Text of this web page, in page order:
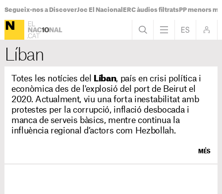
Segueix-nos a DiscoverJoc El Nacional ERC àudios filtratsPP menors
Líban
Totes les notícies del Líban, país en crisi política i
econòmica des de l'explosió del port de Beirut el
2020. Actualment, viu una forta inestabilitat amb
protestes per la corrupció, inflació desbocada i
manca de serveis bàsics, mentre continua la
influència regional d’actors com Hezbollah.
MÉS